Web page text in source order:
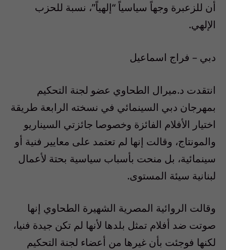
أن للزعبرة وجهاً سياسياً “إلهياً”، نسبة للحزب
الإلهي.
دبي – فراج اسماعيل
انتقدت د.ميرال الطحاوي عضو لجنة التحكيم
بمهرجان دبي السينمائي في نسخته الرابعة طريقة
اختيار الأفلام الفائزة وخصوصا جائزتي السيناريو
والمونتاج، وقالت إنها لم تعتمد على معايير فنية أو
سينمائية، بل منحت بأسباب سياسية بحتة لأعمال
لبنانية سيئة المستوى.
وقالت الروائية المصرية الشهيرة الطحاوي إنها
صوتت ضد أفلام تمثل بلدها لأنها لم تكن جيدة فنيا،
لكنها فوجئت بأن غيرها من أعضاء لجنة التحكيم